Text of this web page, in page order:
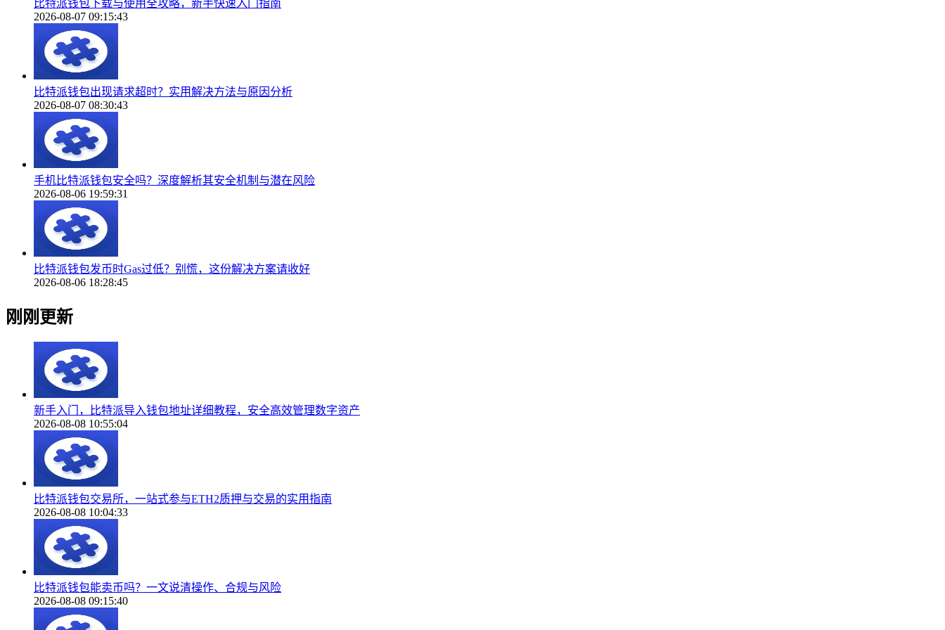
比特派钱包下载与使用全攻略，新手快速入门指南
2026-08-07 09:15:43
比特派钱包出现请求超时？实用解决方法与原因分析
2026-08-07 08:30:43
手机比特派钱包安全吗？深度解析其安全机制与潜在风险
2026-08-06 19:59:31
比特派钱包发币时Gas过低？别慌，这份解决方案请收好
2026-08-06 18:28:45
刚刚更新
新手入门，比特派导入钱包地址详细教程，安全高效管理数字资产
2026-08-08 10:55:04
比特派钱包交易所，一站式参与ETH2质押与交易的实用指南
2026-08-08 10:04:33
比特派钱包能卖币吗？一文说清操作、合规与风险
2026-08-08 09:15:40